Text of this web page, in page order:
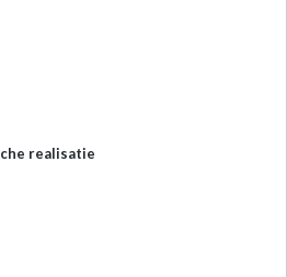
realisatie